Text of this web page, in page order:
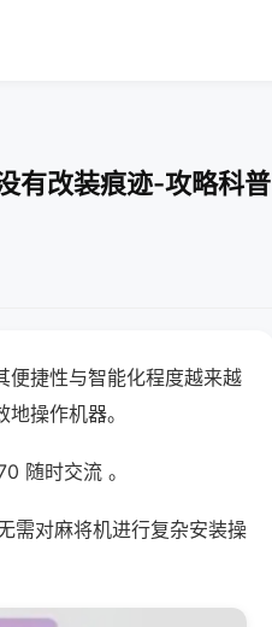
有改装痕迹-攻略科普
便捷性与智能化程度越来越
操作机器。
随时交流 。
需对麻将机进行复杂安装操